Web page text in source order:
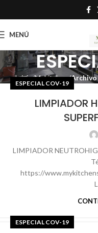
MENÚ
Inicio Mykitchen Archivo
ESPECIAL COV-19
LIMPIADOR
LIMPIADOR
https://
ESPECIAL COV-19